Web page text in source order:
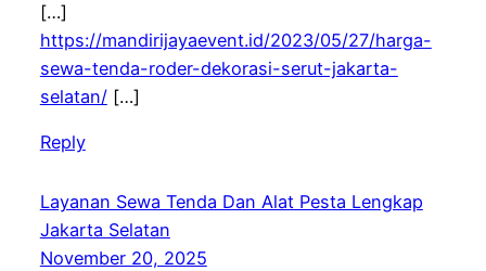
[…]
https://mandirijayaevent.id/2023/05/27/harga-
sewa-tenda-roder-dekorasi-serut-jakarta-
selatan/[…]
Reply
Layanan Sewa Tenda Dan Alat Pesta Lengkap
Jakarta Selatan
November 20, 2025